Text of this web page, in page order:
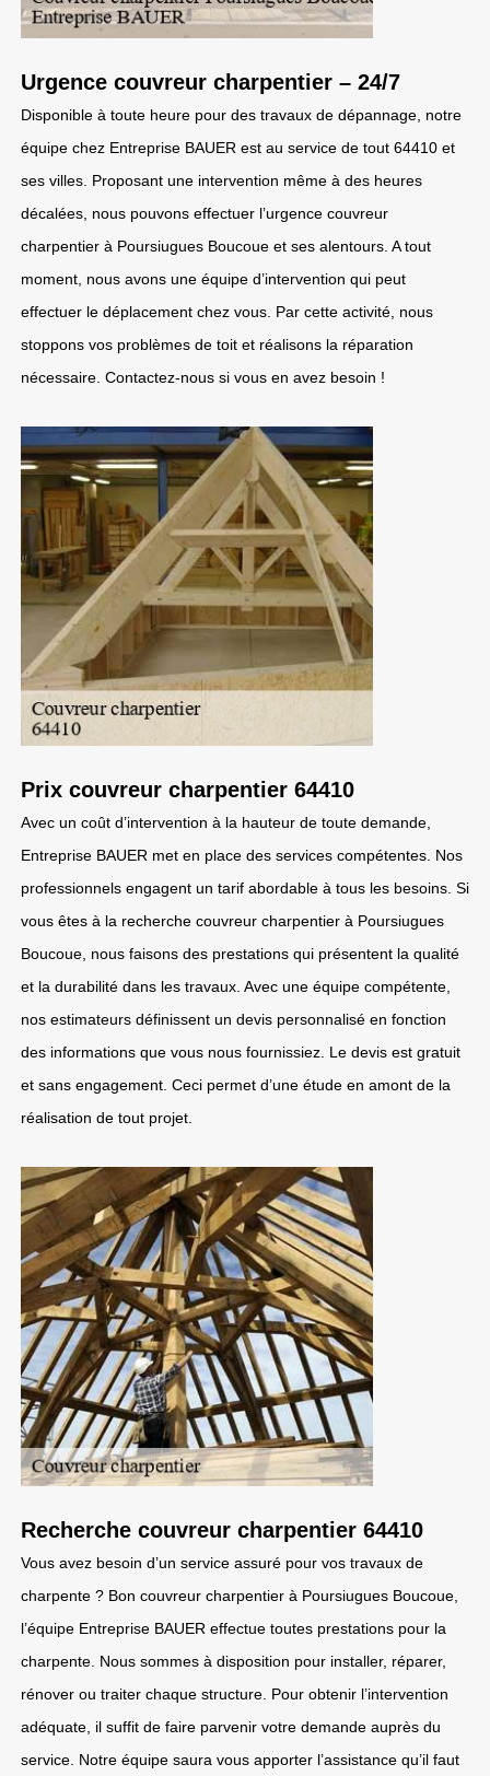
Urgence couvreur charpentier – 24/7
Disponible à toute heure pour des travaux de dépannage, notre
équipe chez Entreprise BAUER est au service de tout 64410 et
ses villes. Proposant une intervention même à des heures
décalées, nous pouvons effectuer l’urgence couvreur
charpentier à Poursiugues Boucoue et ses alentours. A tout
moment, nous avons une équipe d’intervention qui peut
effectuer le déplacement chez vous. Par cette activité, nous
stoppons vos problèmes de toit et réalisons la réparation
nécessaire. Contactez-nous si vous en avez besoin !
Prix couvreur charpentier 64410
Avec un coût d’intervention à la hauteur de toute demande,
Entreprise BAUER met en place des services compétentes. Nos
professionnels engagent un tarif abordable à tous les besoins. Si
vous êtes à la recherche couvreur charpentier à Poursiugues
Boucoue, nous faisons des prestations qui présentent la qualité
et la durabilité dans les travaux. Avec une équipe compétente,
nos estimateurs définissent un devis personnalisé en fonction
des informations que vous nous fournissiez. Le devis est gratuit
et sans engagement. Ceci permet d’une étude en amont de la
réalisation de tout projet.
Recherche couvreur charpentier 64410
Vous avez besoin d’un service assuré pour vos travaux de
charpente ? Bon couvreur charpentier à Poursiugues Boucoue,
l’équipe Entreprise BAUER effectue toutes prestations pour la
charpente. Nous sommes à disposition pour installer, réparer,
rénover ou traiter chaque structure. Pour obtenir l’intervention
adéquate, il suffit de faire parvenir votre demande auprès du
service. Notre équipe saura vous apporter l’assistance qu’il faut